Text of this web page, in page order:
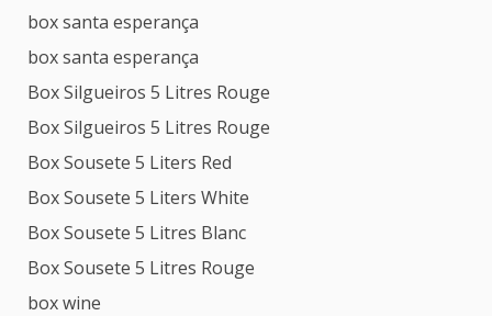
box santa esperança
box santa esperança
Box Silgueiros 5 Litres Rouge
Box Silgueiros 5 Litres Rouge
Box Sousete 5 Liters Red
Box Sousete 5 Liters White
Box Sousete 5 Litres Blanc
Box Sousete 5 Litres Rouge
box wine